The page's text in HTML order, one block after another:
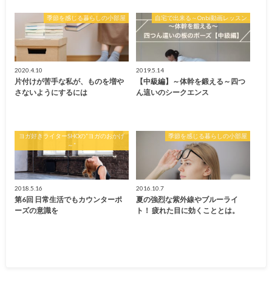
季節を感じる暮らしの小部屋
2020.4.10
片付けが苦手な私が、ものを増や
さないようにするには
自宅で出来る～Onbi動画レッスン
2019.5.14
【中級編】～体幹を鍛える～四つ
ん這いのシークエンス
ヨガ好きライターSHOの”ヨガのおかげ
～”
2018.5.16
第6回 日常生活でもカウンターポ
ーズの意識を
季節を感じる暮らしの小部屋
2016.10.7
夏の強烈な紫外線やブルーライ
ト！ 疲れた目に効くこととは。